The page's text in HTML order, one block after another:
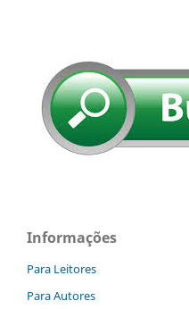
Informações
Para Leitores
Para Autores